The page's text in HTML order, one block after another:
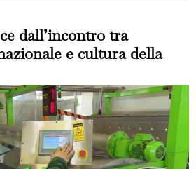
dall’incontro tra
e cultura della